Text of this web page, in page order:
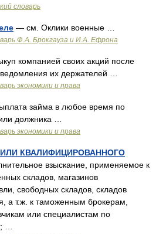
словарь
— см. Оклики военные …
Ф.А. Брокгауза и И.А. Ефрона
компанией своих акций после
их держателей …
экономики и права
займа в любое время по
должника …
экономики и права
КВАЛИФИЦИРОВАННОГО
взыскание, применяемое к
складов, магазинов
свободных складов, складов
а т.ж. к таможенным брокерам,
или специалистам по
…